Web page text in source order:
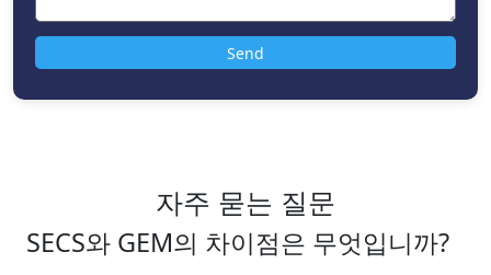
자주 묻는 질문
SECS와 GEM의 차이점은 무엇입니까?